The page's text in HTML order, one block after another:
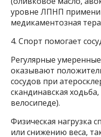
уровне ЛПНП
медикаментозная
4. Спорт помогает
Регулярные
оказывают
сосудов при
скандинавская
велосипеде).
Физическая нагрузка
или снижению веса,